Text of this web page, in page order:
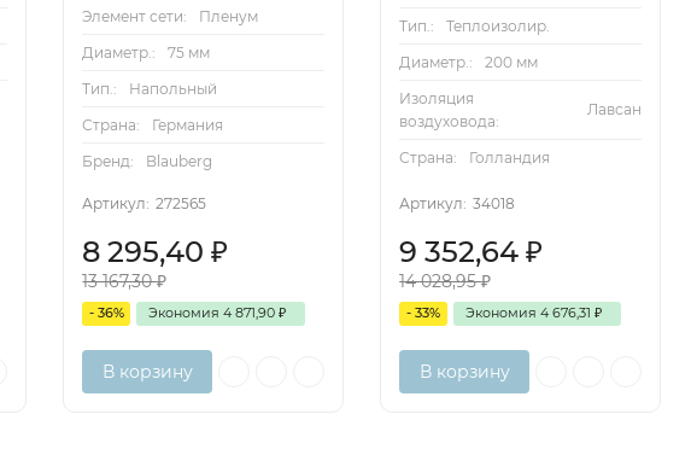
Элемент сети:
Пленум
Диаметр.:
75 мм
Тип.:
Напольный
Страна:
Германия
Бренд:
Blauberg
Артикул: 272565
8 295,40₽
13 167,30₽
- 36% Экономия4 871,90₽
В корзину
Тип.:
Теплоизолир.
Диаметр.:
200 мм
Изоляция
воздуховода:
Лавсан
Страна: Голландия
Артикул: 34018
9 352,64₽
14 028,95₽
- 33% Экономия4 676,31₽
В корзину